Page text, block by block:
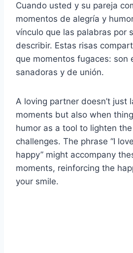
Cuando usted y su pareja
momentos de alegría y
vínculo que las palabras por
describir. Estas risas
que momentos fugaces: son
sanadoras y de unión.
A loving partner doesn’t just
moments but also when
humor as a tool to lighten the
challenges. The phrase “I
happy” might accompany
moments, reinforcing the
your smile.